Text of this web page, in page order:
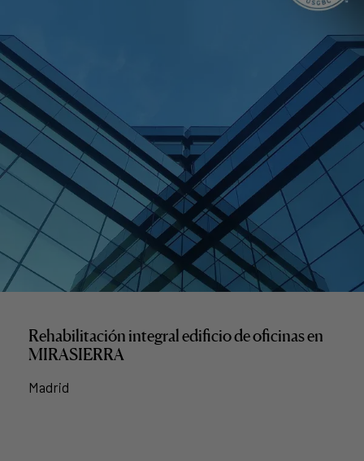
Rehabilitación integral edificio de oficinas en
MIRASIERRA
Madrid